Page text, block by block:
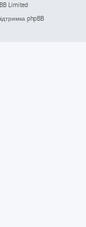
Limited
phpBB